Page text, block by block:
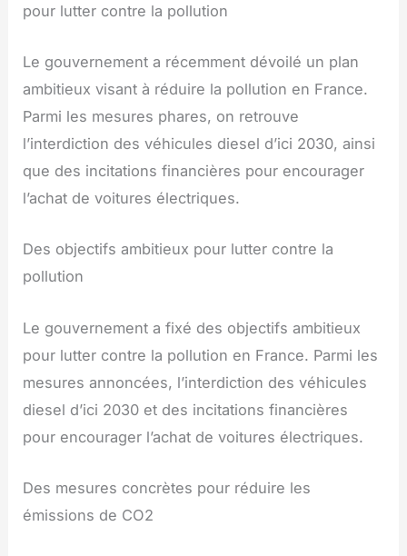
pour lutter contre la pollution
Le gouvernement a récemment dévoilé un plan
ambitieux visant à réduire la pollution en France.
Parmi les mesures phares, on retrouve
l’interdiction des véhicules diesel d’ici 2030, ainsi
que des incitations financières pour encourager
l’achat de voitures électriques.
Des objectifs ambitieux pour lutter contre la
pollution
Le gouvernement a fixé des objectifs ambitieux
pour lutter contre la pollution en France. Parmi les
mesures annoncées, l’interdiction des véhicules
diesel d’ici 2030 et des incitations financières
pour encourager l’achat de voitures électriques.
Des mesures concrètes pour réduire les
émissions de CO2